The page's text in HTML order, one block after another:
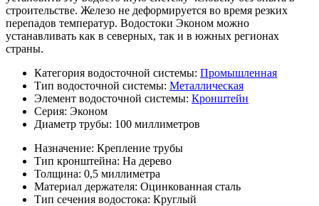
строительстве. Железо не деформируется во время резких
перепадов температур. Водостоки Эконом можно
устанавливать как в северных, так и в южных регионах
страны.
Категория водосточной системы: Промышленная
Тип водосточной системы: Металлическая
Элемент водосточной системы: Кронштейн
Серия: Эконом
Диаметр трубы: 100 миллиметров
Назначение: Крепление трубы
Тип кронштейна: На дерево
Толщина: 0,5 миллиметра
Материал держателя: Оцинкованная сталь
Тип сечения водостока: Круглый